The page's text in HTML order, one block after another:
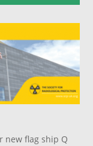
new flag ship Q